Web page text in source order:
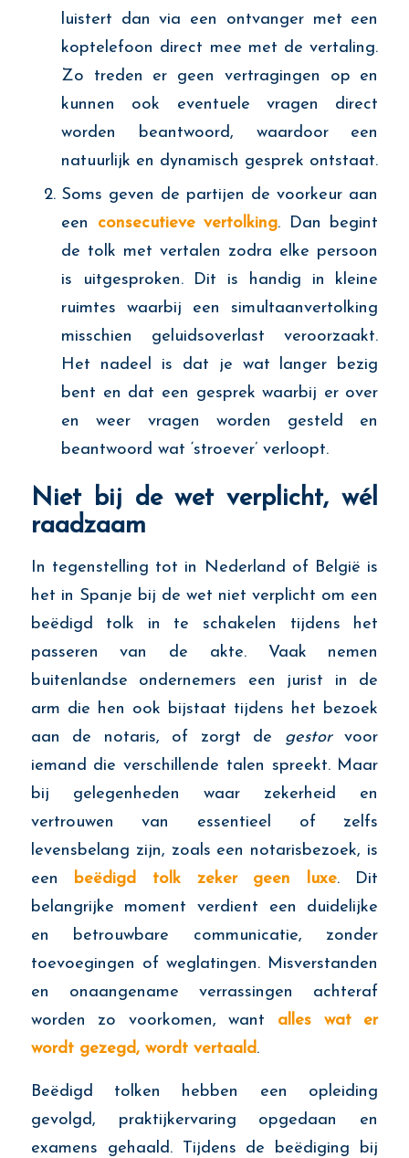
luistert dan via een ontvanger met een
koptelefoon direct mee met de vertaling.
Zo treden er geen vertragingen op en
kunnen ook eventuele vragen direct
worden beantwoord, waardoor een
natuurlijk en dynamisch gesprek ontstaat.
Soms geven de partijen de voorkeur aan
een consecutieve vertolking. Dan begint
de tolk met vertalen zodra elke persoon
is uitgesproken. Dit is handig in kleine
ruimtes waarbij een simultaanvertolking
misschien geluidsoverlast veroorzaakt.
Het nadeel is dat je wat langer bezig
bent en dat een gesprek waarbij er over
en weer vragen worden gesteld en
beantwoord wat ‘stroever’ verloopt.
Niet bij de wet verplicht, wél
raadzaam
In tegenstelling tot in Nederland of België is
het in Spanje bij de wet niet verplicht om een
beëdigd tolk in te schakelen tijdens het
passeren van de akte. Vaak nemen
buitenlandse ondernemers een jurist in de
arm die hen ook bijstaat tijdens het bezoek
aan de notaris, of zorgt de gestorvoor
iemand die verschillende talen spreekt. Maar
bij gelegenheden waar zekerheid en
vertrouwen van essentieel of zelfs
levensbelang zijn, zoals een notarisbezoek, is
een beëdigd tolk zeker geen luxe. Dit
belangrijke moment verdient een duidelijke
en betrouwbare communicatie, zonder
toevoegingen of weglatingen. Misverstanden
en onaangename verrassingen achteraf
worden zo voorkomen, want alles wat er
wordt gezegd, wordt vertaald.
Beëdigd tolken hebben een opleiding
gevolgd, praktijkervaring opgedaan en
examens gehaald. Tijdens de beëdiging bij